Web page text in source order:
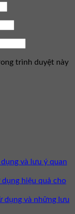
trình duyệt này
và lưu ý quan
hiệu quả cho
dụng và những lưu